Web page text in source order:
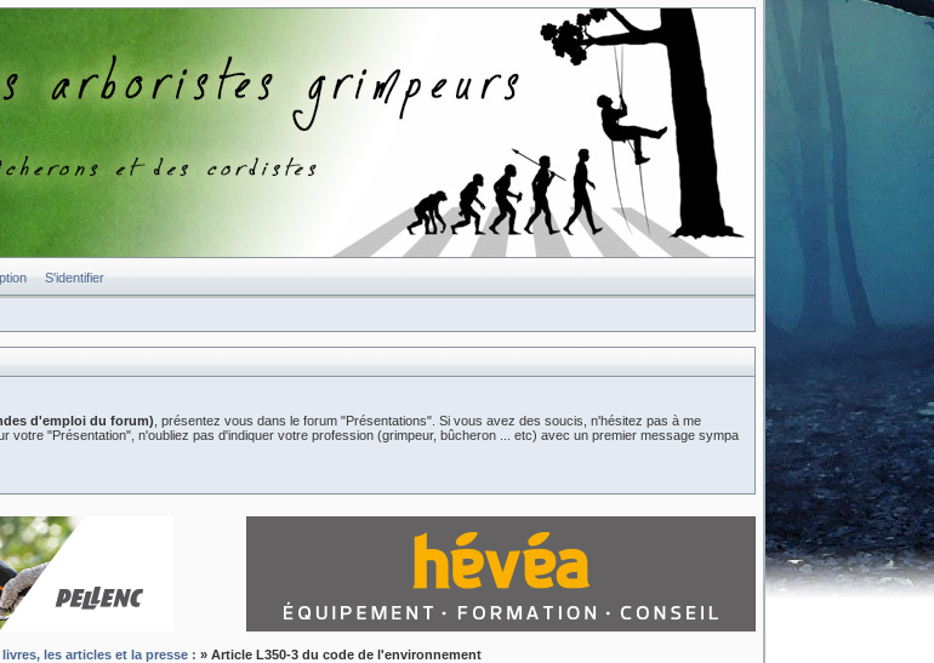
S'identifier
d'emploi du forum) , présentez vous dans le forum "Présentations". Si vous avez des soucis, n'hésitez pas à me
votre "Présentation", n'oubliez pas d'indiquer votre profession (grimpeur, bûcheron ... etc) avec un premier message sympa
livres, les articles et la presse : » Article L350-3 du code de l'environnement